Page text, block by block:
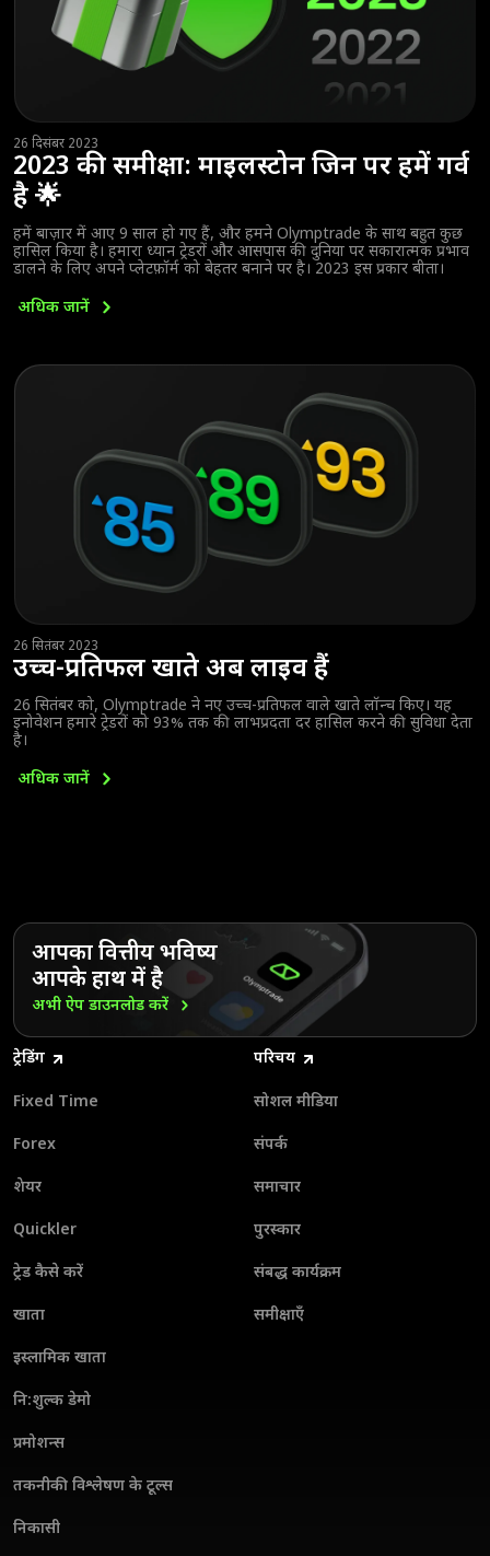
26 दिसंबर 2023
2023 की समीक्षा: माइलस्टोन जिन पर हमें गर्व
है 🌟
हमें बाज़ार में आए 9 साल हो गए हैं, और हमने Olymptrade के साथ बहुत कुछ
हासिल किया है। हमारा ध्यान ट्रेडरों और आसपास की दुनिया पर सकारात्मक प्रभाव
डालने के लिए अपने प्लेटफ़ॉर्म को बेहतर बनाने पर है। 2023 इस प्रकार बीता।
अधिक जानें
26 सितंबर 2023
उच्च-प्रतिफल खाते अब लाइव हैं
26 सितंबर को, Olymptrade ने नए उच्च-प्रतिफल वाले खाते लॉन्च किए। यह
इनोवेशन हमारे ट्रेडरों को 93% तक की लाभप्रदता दर हासिल करने की सुविधा देता
है।
अधिक जानें
आपका वित्तीय भविष्य
आपके हाथ में है
अभी ऐप डाउनलोड करें
ट्रेडिंग
Fixed Time
Forex
शेयर
Quickler
ट्रेड कैसे करें
खाता
इस्लामिक खाता
नि:शुल्क डेमो
प्रमोशन्स
तकनीकी विश्लेषण के टूल्स
निकासी
परिचय
सोशल मीडिया
संपर्क
समाचार
पुरस्कार
संबद्ध कार्यक्रम
समीक्षाएँ